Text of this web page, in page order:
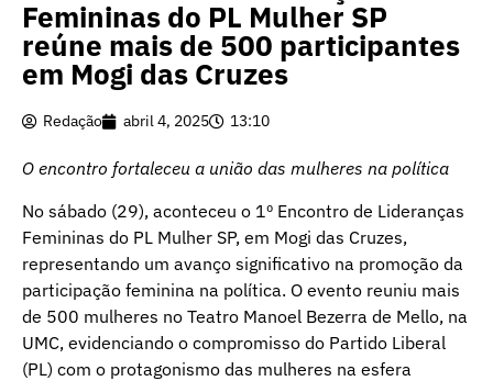
Femininas do PL Mulher SP
reúne mais de 500 participantes
em Mogi das Cruzes
Redação abril 4, 2025 13:10
O encontro fortaleceu a união das mulheres na política
No sábado (29), aconteceu o 1º Encontro de Lideranças
Femininas do PL Mulher SP, em Mogi das Cruzes,
representando um avanço significativo na promoção da
participação feminina na política. O evento reuniu mais
de 500 mulheres no Teatro Manoel Bezerra de Mello, na
UMC, evidenciando o compromisso do Partido Liberal
(PL) com o protagonismo das mulheres na esfera